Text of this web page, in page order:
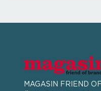
MAGASIN FRIEND